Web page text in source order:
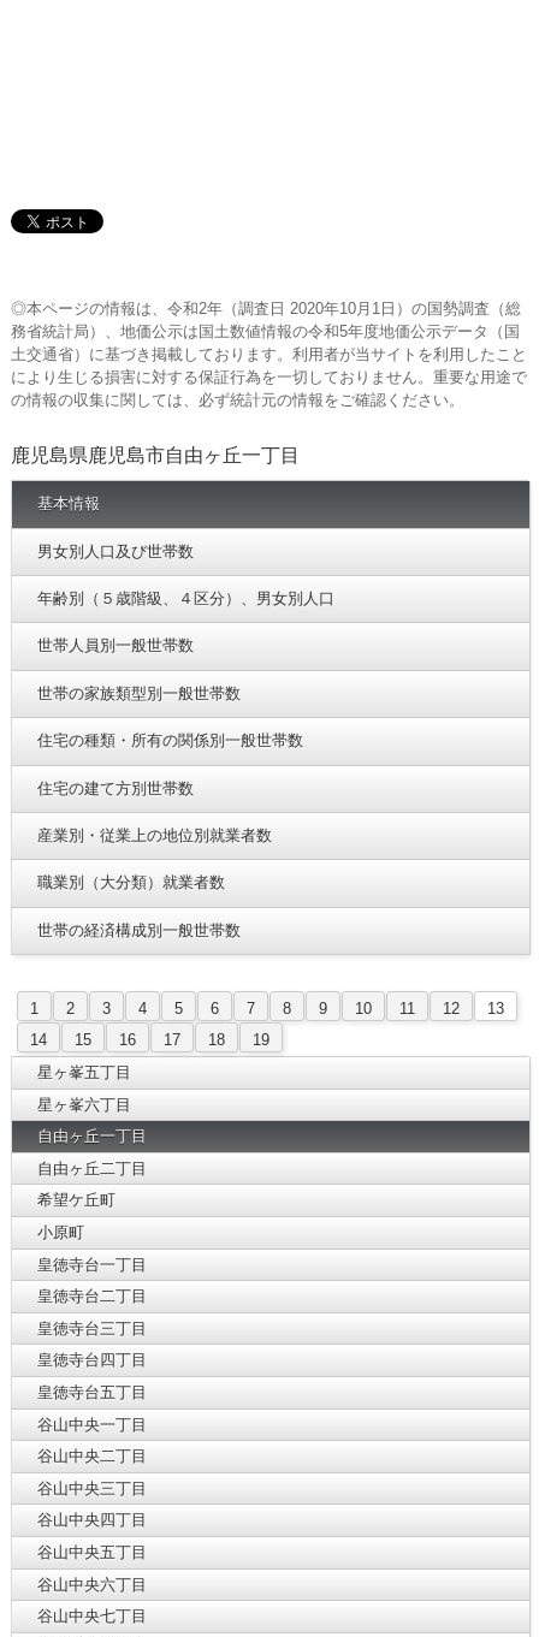
◎本ページの情報は、令和2年（調査日 2020年10月1日）の国勢調査（総
務省統計局）、地価公示は国土数値情報の令和5年度地価公示データ（国
土交通省）に基づき掲載しております。利用者が当サイトを利用したこと
により生じる損害に対する保証行為を一切しておりません。重要な用途で
の情報の収集に関しては、必ず統計元の情報をご確認ください。
鹿児島県鹿児島市自由ヶ丘一丁目
基本情報
男女別人口及び世帯数
年齢別（５歳階級、４区分）、男女別人口
世帯人員別一般世帯数
世帯の家族類型別一般世帯数
住宅の種類・所有の関係別一般世帯数
住宅の建て方別世帯数
産業別・従業上の地位別就業者数
職業別（大分類）就業者数
世帯の経済構成別一般世帯数
1 2 3 4 5 6 7 8 9 10 11 12
13
14
15 16 17 18
19
星ヶ峯五丁目
星ヶ峯六丁目
自由ヶ丘一丁目
自由ヶ丘二丁目
希望ケ丘町
小原町
皇徳寺台一丁目
皇徳寺台二丁目
皇徳寺台三丁目
皇徳寺台四丁目
皇徳寺台五丁目
谷山中央一丁目
谷山中央二丁目
谷山中央三丁目
谷山中央四丁目
谷山中央五丁目
谷山中央六丁目
谷山中央七丁目